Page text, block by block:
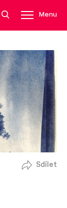
Menu
Sdílet